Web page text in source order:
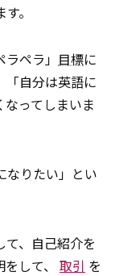
。
ペラ」 目標に
「自分は英語に
ってしまいま
なりたい」とい
、自己紹介を
して、 取引 を